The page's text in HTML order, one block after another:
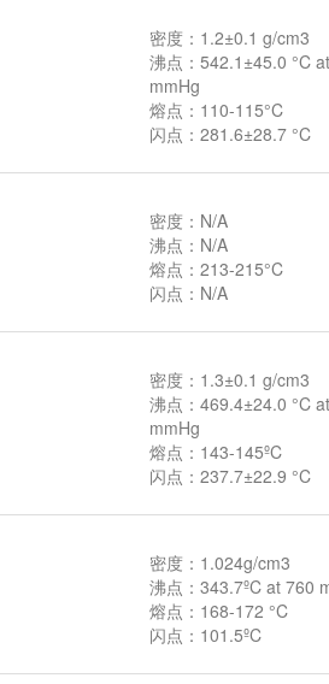
密度：1.2±0.1 g/cm3
沸点：542.1±45.0 °C
mmHg
熔点：110-115°C
闪点：281.6±28.7 °C
密度：N/A
沸点：N/A
熔点：213-215°C
闪点：N/A
密度：1.3±0.1 g/cm3
沸点：469.4±24.0 °C
mmHg
熔点：143-145ºC
闪点：237.7±22.9 °C
密度：1.024g/cm3
沸点：343.7ºC at 760
熔点：168-172 °C
闪点：101.5ºC